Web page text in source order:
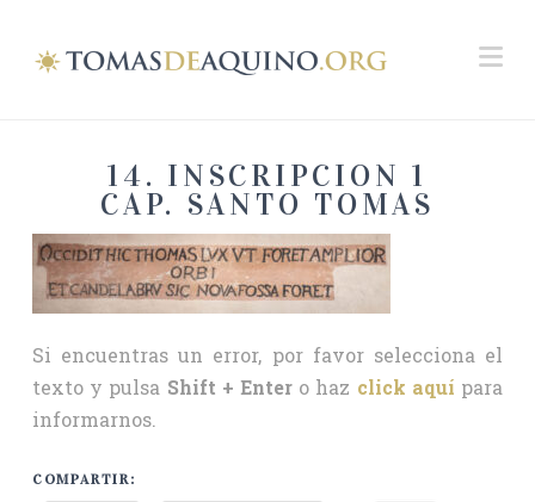
14. INSCRIPCION 1
CAP. SANTO TOMAS
Si encuentras un error, por favor selecciona el
texto y pulsa Shift + Enter o haz click aquí para
informarnos.
COMPARTIR: